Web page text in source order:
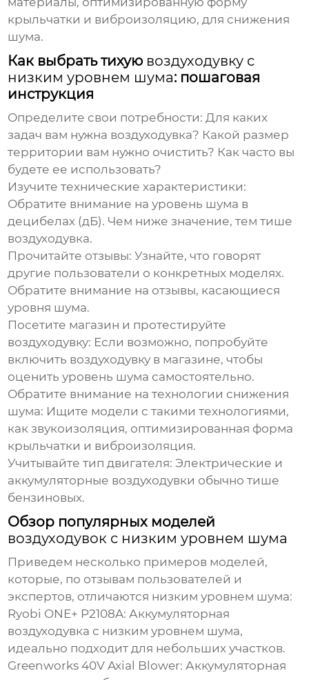
крыльчатки и виброизоляцию, для снижения
шума.
Как выбрать тихую воздуходувку с
низким уровнем шума: пошаговая
инструкция
Определите свои потребности: Для каких
задач вам нужна воздуходувка? Какой размер
территории вам нужно очистить? Как часто вы
будете ее использовать?
Изучите технические характеристики:
Обратите внимание на уровень шума в
децибелах (дБ). Чем ниже значение, тем тише
воздуходувка.
Прочитайте отзывы: Узнайте, что говорят
другие пользователи о конкретных моделях.
Обратите внимание на отзывы, касающиеся
уровня шума.
Посетите магазин и протестируйте
воздуходувку: Если возможно, попробуйте
включить воздуходувку в магазине, чтобы
оценить уровень шума самостоятельно.
Обратите внимание на технологии снижения
шума: Ищите модели с такими технологиями,
как звукоизоляция, оптимизированная форма
крыльчатки и виброизоляция.
Учитывайте тип двигателя: Электрические и
аккумуляторные воздуходувки обычно тише
бензиновых.
Обзор популярных моделей
воздуходувок с низким уровнем шума
Приведем несколько примеров моделей,
которые, по отзывам пользователей и
экспертов, отличаются низким уровнем шума:
Ryobi ONE+ P2108A: Аккумуляторная
воздуходувка с низким уровнем шума,
идеально подходит для небольших участков.
Greenworks 40V Axial Blower: Аккумуляторная